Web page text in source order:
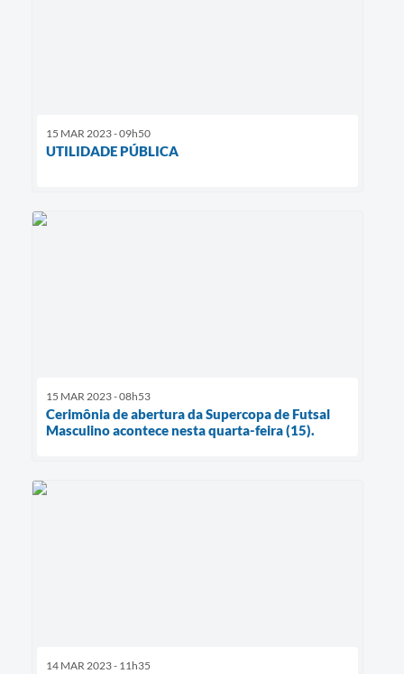
15 MAR 2023 - 09h50
UTILIDADE PÚBLICA
15 MAR 2023 - 08h53
Cerimônia de abertura da Supercopa de Futsal
Masculino acontece nesta quarta-feira (15).
14 MAR 2023 - 11h35